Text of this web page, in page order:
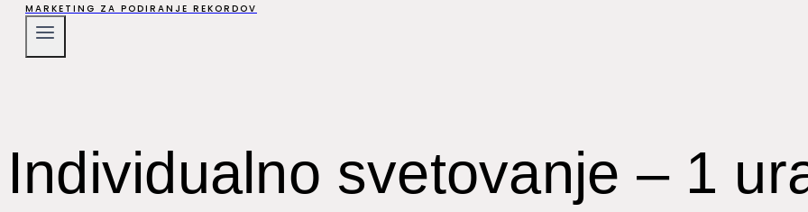
MARKETING ZA PODIRANJE REKORDOV
Individualno svetovanje – 1